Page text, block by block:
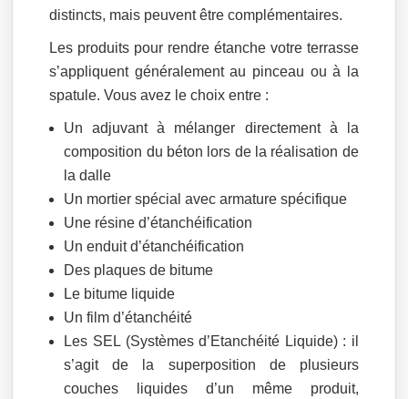
distincts, mais peuvent être complémentaires.
Les produits pour rendre étanche votre terrasse
s’appliquent généralement au pinceau ou à la
spatule. Vous avez le choix entre :
Un adjuvant à mélanger directement à la
composition du béton lors de la réalisation de
la dalle
Un mortier spécial avec armature spécifique
Une résine d’étanchéification
Un enduit d’étanchéification
Des plaques de bitume
Le bitume liquide
Un film d’étanchéité
Les SEL (Systèmes d’Etanchéité Liquide) : il
s’agit de la superposition de plusieurs
couches liquides d’un même produit,